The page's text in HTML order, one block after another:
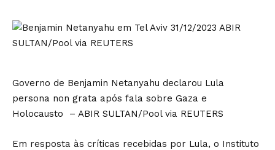
Governo de Benjamin Netanyahu declarou Lula
persona non grata após fala sobre Gaza e
Holocausto – ABIR SULTAN/Pool via REUTERS
Em resposta às críticas recebidas por Lula, o Instituto